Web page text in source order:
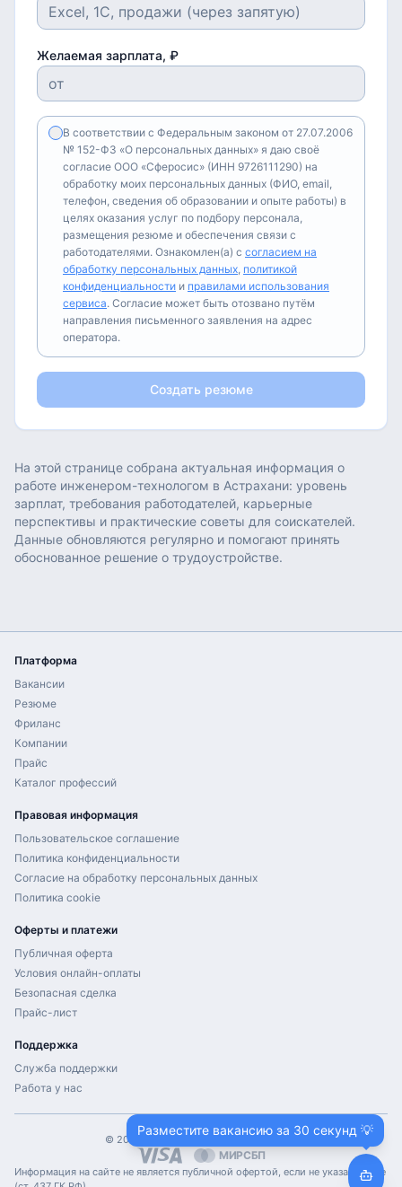
Желаемая зарплата, ₽
В соответствии с Федеральным законом от 27.07.2006
№ 152-ФЗ «О персональных данных» я даю своё
согласие ООО «Сферосис» (ИНН 9726111290) на
обработку моих персональных данных (ФИО, email,
телефон, сведения об образовании и опыте работы) в
целях оказания услуг по подбору персонала,
размещения резюме и обеспечения связи с
работодателями. Ознакомлен(а) с согласием на
обработку персональных данных, политикой
конфиденциальности и правилами использования
сервиса. Согласие может быть отозвано путём
направления письменного заявления на адрес
оператора.
Создать резюме
На этой странице собрана актуальная информация о
работе инженером-технологом в Астрахани: уровень
зарплат, требования работодателей, карьерные
перспективы и практические советы для соискателей.
Данные обновляются регулярно и помогают принять
обоснованное решение о трудоустройстве.
Платформа
Вакансии
Резюме
Фриланс
Компании
Прайс
Каталог профессий
Правовая информация
Пользовательское соглашение
Политика конфиденциальности
Согласие на обработку персональных данных
Политика cookie
Оферты и платежи
Публичная оферта
Условия онлайн-оплаты
Безопасная сделка
Прайс-лист
Поддержка
Служба поддержки
Работа у нас
© 2026 ProHH.ru. Все права защищены.
МИРСБП
Информация на сайте не является публичной офертой, если не указано иное
Разместите вакансию за 30 секунд 💡